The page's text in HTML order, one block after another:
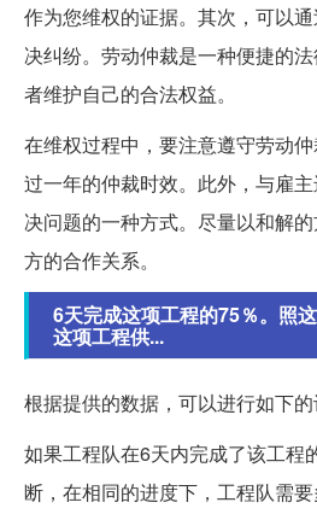
作为您维权的证据。其次，可以
决纠纷。劳动仲裁是一种便捷的
者维护自己的合法权益。
在维权过程中，要注意遵守劳动
过一年的仲裁时效。此外，与雇
决问题的一种方式。尽量以和解
方的合作关系。
6天完成这项工程的75％。照
这项工程供...
根据提供的数据，可以进行如下的
如果工程队在6天内完成了该工程
断，在相同的进度下，工程队需